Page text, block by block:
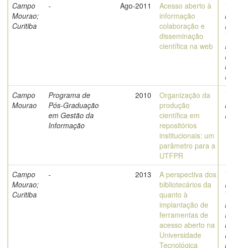
Campo
Mourao;
Curitiba
- Ago-2011
Acesso aberto à
informação
colaboração e
disseminação
científica na web
Campo
Mourao
Programa de
Pós-Graduação
em Gestão da
Informação
2010
Organização da
produção
científica em
repositórios
institucionais: um
parâmetro para a
UTFPR
Campo
Mourao;
Curitiba
- 2013
A perspectiva dos
bibliotecários da
quanto à
implantação de
ferramentas de
acesso aberto na
Universidade
Tecnológica